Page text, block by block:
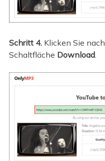
Schritt 4.Klicken Sie
Schaltfläche Download.